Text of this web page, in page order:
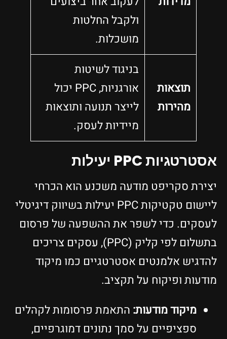
ולקבל החלטות
מושכלות.
תוצאות
מהירות
בניגוד לשיטות
אורגניות, PPC יכול
לייצר תנועה ותוצאות
מיידיות לעסק.
אסטרטגיות PPC יעילות
יצירת סקריפט מודעה משכנע הוא הכרחי
ליישום טקטיקות PPC יעילות בשיווק דיגיטלי
לעסקים. כדי לשפר את ההשפעה של פרסום
בתשלום לפי קליק (PPC), עסקים צריכים
להדגיש אלמנטים אסטרטגיים כמו מיקוד
מודעות ופיקוח על תקציב.
מיקוד מודעות: התאמת פרסומות לקהלים
ספציפיים על סמך נתונים דמוגרפיים,